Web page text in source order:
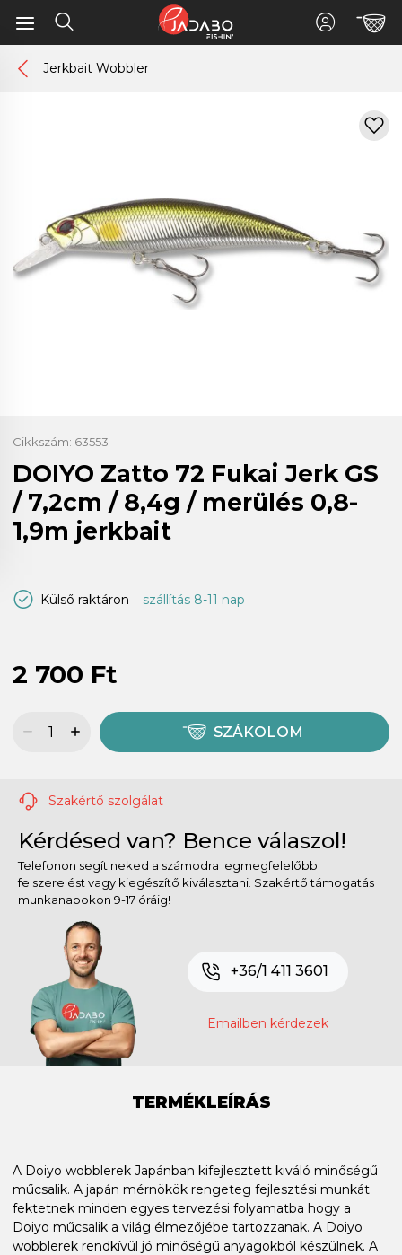
Jerkbait Wobbler
Cikkszám: 63553
DOIYO Zatto 72 Fukai Jerk GS
/ 7,2cm / 8,4g / merülés 0,8-
1,9m jerkbait
Külső raktáron szállítás 8-11 nap
2 700 Ft
SZÁKOLOM
Szakértő szolgálat
Kérdésed van? Bence válaszol!
Telefonon segít neked a számodra legmegfelelőbb
felszerelést vagy kiegészítő kiválasztani. Szakértő támogatás
munkanapokon 9-17 óráig!
+36/1 411 3601
Emailben kérdezek
TERMÉKLEÍRÁS
A Doiyo wobblerek Japánban kifejlesztett kiváló minőségű
műcsalik. A japán mérnökök rengeteg fejlesztési munkát
fektetnek minden egyes tervezési folyamatba hogy a
Doiyo műcsalik a világ élmezőjébe tartozzanak. A Doiyo
wobblerek rendkívül jó minőségű anyagokból készülnek. A